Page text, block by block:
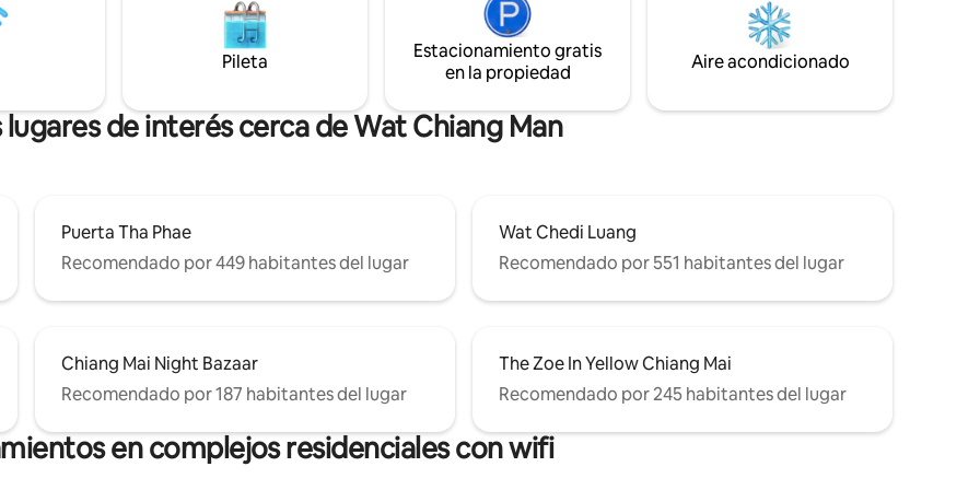
amueblada (con aire
TV). Cada habitación
un baño privado con
de suelo. Fácil acceso a la
Grab, Uber.
cuna. Según la legislación tailandesa,
todos los huéspedes tienen que
presentar un pasaporte válido al
momento del check-in para registrarse.
condiciones, no hagas la reserva.
12x4 m y jacuzzi. Puedes alimentar a
nuestros animales y con una granja de
verduras y un gallinero, puedes tener
huevos y verduras frescas todos los días.
Pileta
Estacionamiento gratis
en la propiedad
Aire acondicionado
de interés cerca de Wat Chiang Man
Puerta Tha Phae
Recomendado por 449 habitantes del lugar
Wat Chedi Luang
Recomendado por 551 habitantes del lugar
Chiang Mai Night Bazaar
Recomendado por 187 habitantes del lugar
The Zoe In Yellow Chiang Mai
Recomendado por 245 habitantes del lugar
en complejos residenciales con wifi